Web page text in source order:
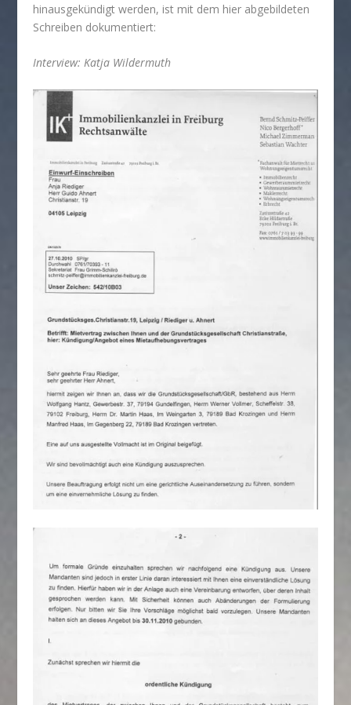
hinausgekündigt werden, ist mit dem hier abgebildeten
Schreiben dokumentiert:
Interview: Katja Wildermuth